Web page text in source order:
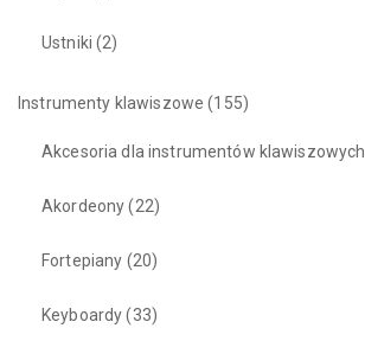
Ustniki (2)
Instrumenty klawiszowe (155)
Akcesoria dla instrumentów klawiszowych
Akordeony(22)
Fortepiany (20)
Keyboardy(33)